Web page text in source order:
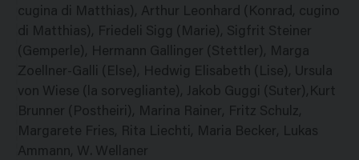
cugina di Matthias), Arthur Leonhard (Konrad, cugino
di Matthias), Friedeli Sigg (Marie), Sigfrit Steiner
(Gemperle), Hermann Gallinger (Stettler), Marga
Zoellner-Galli (Else), Hedwig Elisabeth (Lise), Ursula
von Wiese (la sorvegliante), Jakob Guggi (Suter),Kurt
Brunner (Postheiri), Marina Rainer, Fritz Schulz,
Margarete Fries, Rita Liechti, Maria Becker, Lukas
Ammann, W. Wellaner